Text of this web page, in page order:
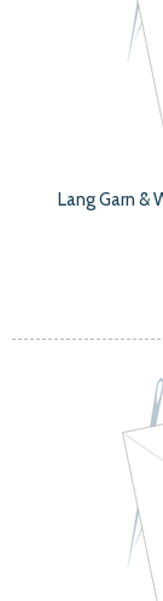
Lang Garn